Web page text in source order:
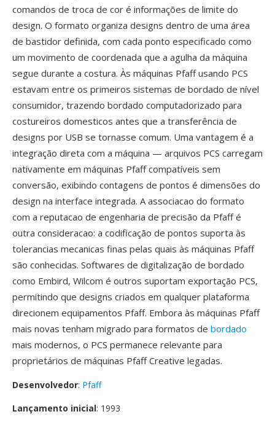
comandos de troca de cor é informações de limite do
design. O formato organiza designs dentro de uma área
de bastidor definida, com cada ponto especificado como
um movimento de coordenada que a agulha da máquina
segue durante a costura. Às máquinas Pfaff usando PCS
estavam entre os primeiros sistemas de bordado de nível
consumidor, trazendo bordado computadorizado para
costureiros domesticos antes que a transferência de
designs por USB se tornasse comum. Uma vantagem é a
integração direta com a máquina — arquivos PCS carregam
nativamente em máquinas Pfaff compatíveis sem
conversão, exibindo contagens de pontos é dimensões do
design na interface integrada. A associacao do formato
com a reputacao de engenharia de precisão da Pfaff é
outra consideracao: a codificação de pontos suporta às
tolerancias mecanicas finas pelas quais às máquinas Pfaff
são conhecidas. Softwares de digitalização de bordado
como Embird, Wilcom é outros suportam exportação PCS,
permitindo que designs criados em qualquer plataforma
direcionem equipamentos Pfaff. Embora às máquinas Pfaff
mais novas tenham migrado para formatos de bordado
mais modernos, o PCS permanece relevante para
proprietários de máquinas Pfaff Creative legadas.
Desenvolvedor: Pfaff
Lançamento inicial: 1993